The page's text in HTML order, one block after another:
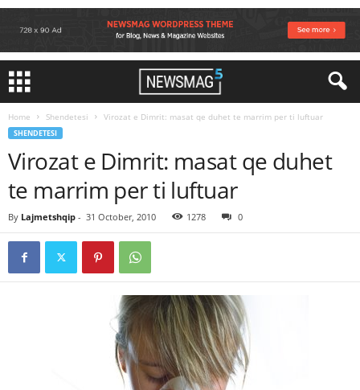
Home Shendetesi Virozat e Dimrit: masat qe duhet te marrim per ti luftuar
SHENDETESI
Virozat e Dimrit: masat qe duhet
te marrim per ti luftuar
By Lajmetshqip - 31 October, 2010 1278 0